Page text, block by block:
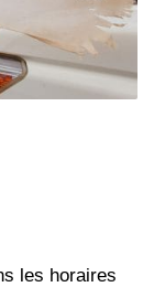
les horaires